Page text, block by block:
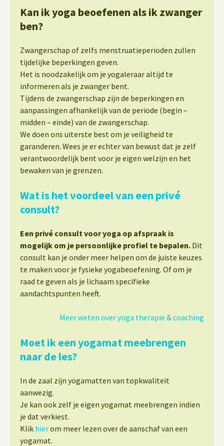
Kan ik yoga beoefenen als ik zwanger
ben?
Zwangerschap of zelfs menstruatieperioden zullen
tijdelijke beperkingen geven.
Het is noodzakelijk om je yogaleraar altijd te
informeren als je zwanger bent.
Tijdens de zwangerschap zijn de beperkingen en
aanpassingen afhankelijk van de periode (begin –
midden – einde) van de zwangerschap.
We doen ons uiterste best om je veiligheid te
garanderen. Wees je er echter van bewust dat je zelf
verantwoordelijk bent voor je eigen welzijn en het
bewaken van je grenzen.
Wat is het voordeel van een privé
consult?
Een privé consult voor yoga op afspraak is
mogelijk om je persoonlijke profiel te bepalen. Dit
consult kan je onder meer helpen om de juiste keuzes
te maken voor je fysieke yogabeoefening. Of om je
raad te geven als je lichaam specifieke
aandachtspunten heeft.
Meer weten over yoga therapie & coaching
Moet ik een yogamat meebrengen
naar de les?
In de zaal zijn yogamatten van topkwaliteit
aanwezig.
Je kan ook zelf je eigen yogamat meebrengen indien
je dat verkiest.
Klik hierom meer lezen over de aanschaf van een
yogamat.